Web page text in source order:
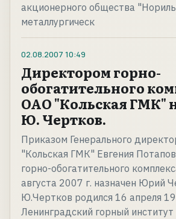
акционерного общества
металлургическ
02.08.2007 10:49
Директором горно-
обогатительного
ОАО "Кольская ГМК"
Ю. Чертков.
Приказом Генерального
"Кольская ГМК" Евгения
горно-обогатительного
августа 2007 г. назначен Юрий
Ю.Чертков родился 16 апреля
Ленинградский горный